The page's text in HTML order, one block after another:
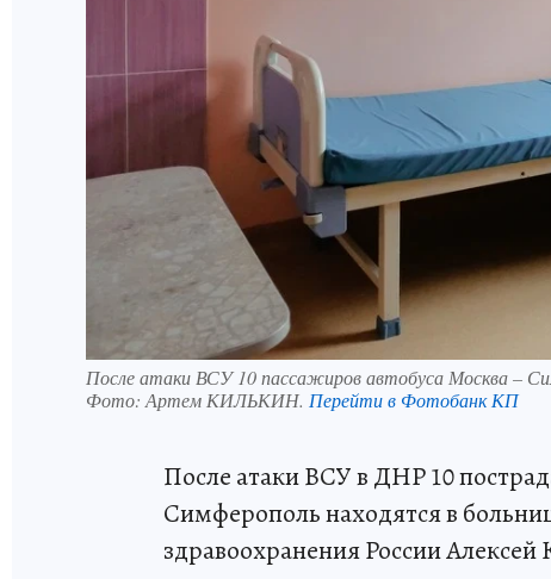
После атаки ВСУ 10 пассажиров автобуса Москва –
Фото: Артем КИЛЬКИН. Перейти в Фотобанк КП
После атаки ВСУ в ДНР 10
Симферополь находятся в
здравоохранения России Алексей